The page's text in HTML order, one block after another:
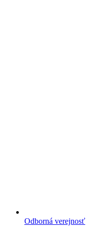
Odborná verejnosť